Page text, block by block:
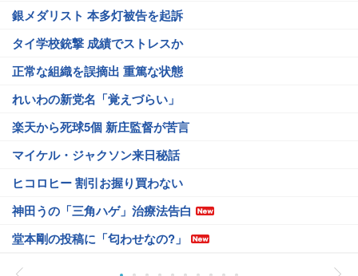
銀メダリスト 本多灯被告を起訴
タイ学校銃撃 成績でストレスか
正常な組織を誤摘出 重篤な状態
れいわの新党名「覚えづらい」
楽天から死球5個 新庄監督が苦言
マイケル・ジャクソン来日秘話
ヒコロヒー 割引お握り買わない
神田うの「三角ハゲ」治療法告白
堂本剛の投稿に「匂わせなの?」